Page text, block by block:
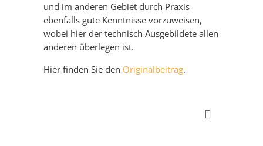
und im anderen Gebiet durch Praxis
ebenfalls gute Kenntnisse vorzuweisen,
wobei hier der technisch Ausgebildete allen
anderen überlegen ist.
Hier finden Sie den Originalbeitrag.